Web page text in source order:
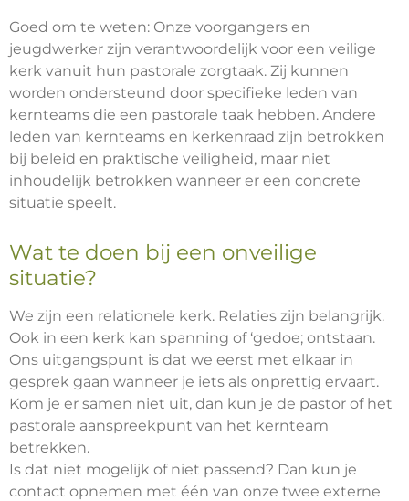
Goed om te weten: Onze voorgangers en
jeugdwerker zijn verantwoordelijk voor een veilige
kerk vanuit hun pastorale zorgtaak. Zij kunnen
worden ondersteund door specifieke leden van
kernteams die een pastorale taak hebben. Andere
leden van kernteams en kerkenraad zijn betrokken
bij beleid en praktische veiligheid, maar niet
inhoudelijk betrokken wanneer er een concrete
situatie speelt.
Wat te doen bij een onveilige
situatie?
We zijn een relationele kerk. Relaties zijn belangrijk.
Ook in een kerk kan spanning of ‘gedoe; ontstaan.
Ons uitgangspunt is dat we eerst met elkaar in
gesprek gaan wanneer je iets als onprettig ervaart.
Kom je er samen niet uit, dan kun je de pastor of het
pastorale aanspreekpunt van het kernteam
betrekken.
Is dat niet mogelijk of niet passend? Dan kun je
contact opnemen met één van onze twee externe